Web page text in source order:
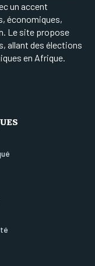
un accent
économiques,
Le site propose
allant des élections
en Afrique.